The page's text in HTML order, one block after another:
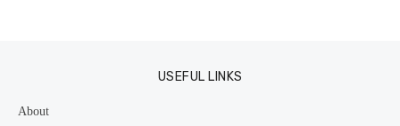
USEFUL LINKS
About